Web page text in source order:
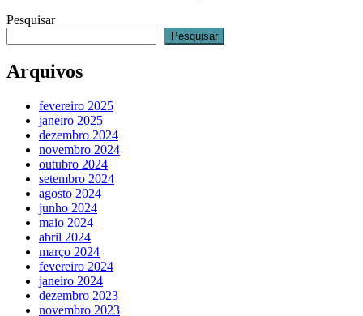
Pesquisar
Pesquisar
Arquivos
fevereiro 2025
janeiro 2025
dezembro 2024
novembro 2024
outubro 2024
setembro 2024
agosto 2024
junho 2024
maio 2024
abril 2024
março 2024
fevereiro 2024
janeiro 2024
dezembro 2023
novembro 2023